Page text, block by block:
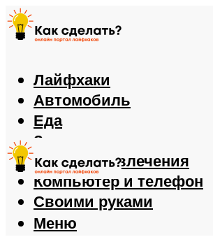
Лайфхаки
Автомобиль
Еда
Здоровье
Игры и развлечения
Компьютер и телефон
Своими руками
Меню